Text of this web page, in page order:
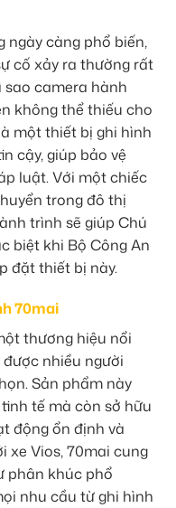
ngày càng phổ biến,
cố xảy ra thường rất
sao camera hành
không thể thiếu cho
một thiết bị ghi hình
cậy, giúp bảo vệ
luật. Với một chiếc
trong đô thị
trình sẽ giúp Chú
biệt khi Bộ Công An
đặt thiết bị này.
70mai
thương hiệu nổi
nhiều người
Sản phẩm này
tế mà còn sở hữu
động ổn định và
xe Vios, 70mai cung
phân khúc phổ
nhu cầu từ ghi hình